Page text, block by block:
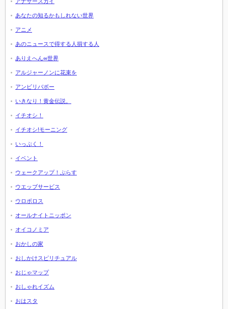
あなたの知るかもしれない世界
アニメ
あのニュースで得する人損する人
ありえへん∞世界
アルジャーノンに花束を
アンビリバボー
いきなり！黄金伝説。
イチオシ！
イチオシ!モーニング
いっぷく！
イベント
ウェークアップ！ぷらす
ウエッブサービス
ウロボロス
オールナイトニッポン
オイコノミア
おかしの家
おしかけスピリチュアル
おじゃマップ
おしゃれイズム
おはスタ